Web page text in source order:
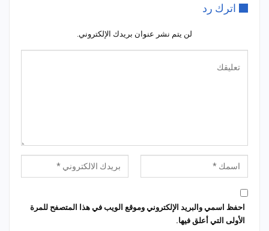
اترك رد
لن يتم نشر عنوان بريدك الإلكتروني.
احفظ اسمي والبريد الإلكتروني وموقع الويب في هذا المتصفح للمرة
الأولى التي أعلق فيها.